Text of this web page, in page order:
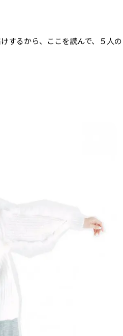
するから、ここを読んで、５人